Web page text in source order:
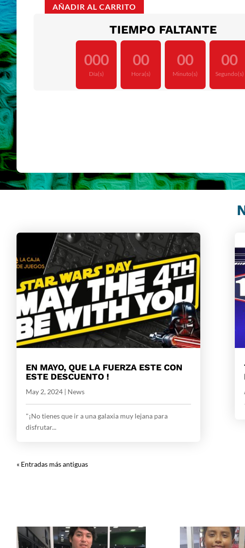
CITIES
AÑADIR AL CARRITO
TIEMPO FALTANTE
000
Día(s)
00
Hora(s)
00
Minuto(s)
00
Segundo(s)
EN MAYO, QUE LA FUERZA ESTE CON
ESTE DESCUENTO !
May 2, 2024| News
"¡No tienes que ir a una galaxia muy lejana para
disfrutar...
« Entradas más antiguas